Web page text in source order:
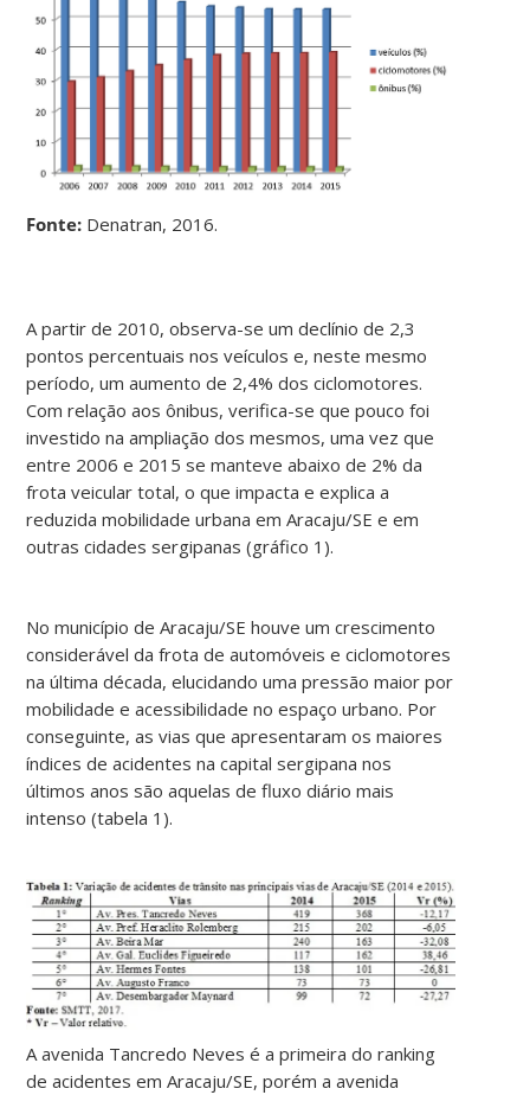
Fonte: Denatran, 2016.
A partir de 2010, observa-se um declínio de 2,3
pontos percentuais nos veículos e, neste mesmo
período, um aumento de 2,4% dos ciclomotores.
Com relação aos ônibus, verifica-se que pouco foi
investido na ampliação dos mesmos, uma vez que
entre 2006 e 2015 se manteve abaixo de 2% da
frota veicular total, o que impacta e explica a
reduzida mobilidade urbana em Aracaju/SE e em
outras cidades sergipanas (gráfico 1).
No município de Aracaju/SE houve um crescimento
considerável da frota de automóveis e ciclomotores
na última década, elucidando uma pressão maior por
mobilidade e acessibilidade no espaço urbano. Por
conseguinte, as vias que apresentaram os maiores
índices de acidentes na capital sergipana nos
últimos anos são aquelas de fluxo diário mais
intenso (tabela 1).
A avenida Tancredo Neves é a primeira do ranking
de acidentes em Aracaju/SE, porém a avenida